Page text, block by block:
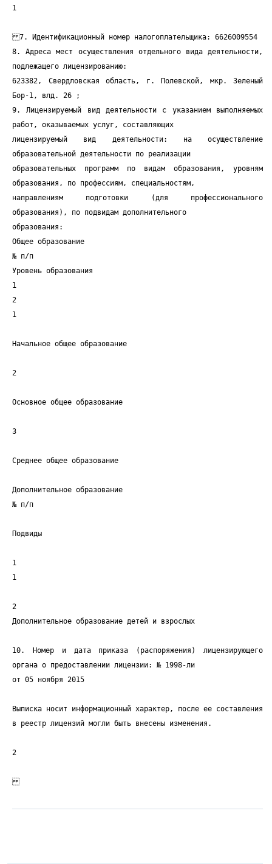
1
7. Идентификационный номер налогоплательщика: 6626009554
8. Адреса мест осуществления отдельного вида деятельности,
подлежащего лицензированию:
623382, Свердловская область, г. Полевской, мкр. Зеленый
Бор-1, влд. 26 ;
9. Лицензируемый вид деятельности с указанием выполняемых
работ, оказываемых услуг, составляющих
лицензируемый вид деятельности: на осуществление
образовательной деятельности по реализации
образовательных программ по видам образования, уровням
образования, по профессиям, специальностям,
направлениям подготовки (для профессионального
образования), по подвидам дополнительного
образования:
Общее образование
№ п/п
Уровень образования
1
2
1
Начальное общее образование
2
Основное общее образование
3
Среднее общее образование
Дополнительное образование
№ п/п
Подвиды
1
1
2
Дополнительное образование детей и взрослых
10. Номер и дата приказа (распоряжения) лицензирующего
органа о предоставлении лицензии: № 1998-ли
от 05 ноября 2015
Выписка носит информационный характер, после ее составления
в реестр лицензий могли быть внесены изменения.
2